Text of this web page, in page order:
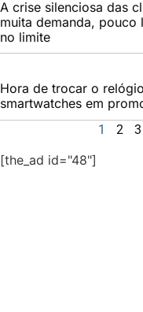
A crise silenciosa das
muita demanda,
no limite
Hora de trocar o
smartwatches em
1 2 3
[the_ad id="48"]